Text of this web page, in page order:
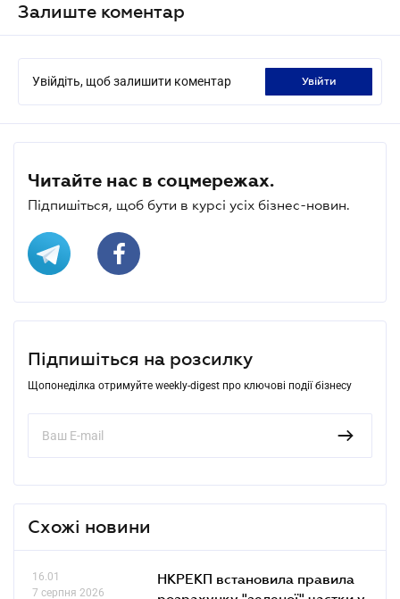
Залиште коментар
Увійдіть, щоб залишити коментар увійти
Читайте нас в соцмережах.
Підпишіться, щоб бути в курсі усіх бізнес-новин.
Підпишіться на розсилку
Щопонеділка отримуйте weekly-digest про ключові події бізнесу
Схожі новини
16.01
7 серпня 2026
НКРЕКП встановила правила